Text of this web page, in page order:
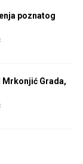
poznatog
Mrkonjić Grada,